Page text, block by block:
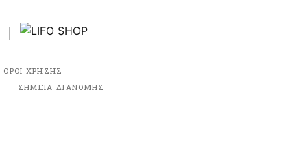
ΟΡΟΙ ΧΡΗΣΗΣ
ΣΗΜΕΙΑ ΔΙΑΝΟΜΗΣ